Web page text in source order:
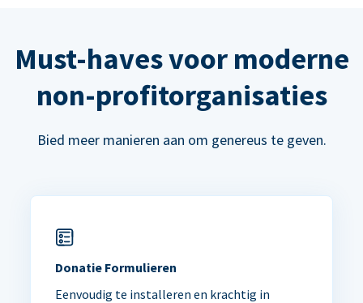
Must-haves voor moderne
non-profitorganisaties
Bied meer manieren aan om genereus te geven.
Donatie Formulieren
Eenvoudig te installeren en krachtig in